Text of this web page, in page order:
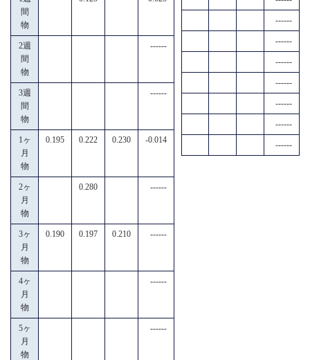
間
物
2週
間
物
------
3週
間
物
------
1ヶ
月
物
0.195 0.222 0.230 -0.014
2ヶ
月
物
0.280 ------
3ヶ
月
物
0.190 0.197 0.210 ------
4ヶ
月
物
------
5ヶ
月
物
------
------
------
------
------
------
------
------